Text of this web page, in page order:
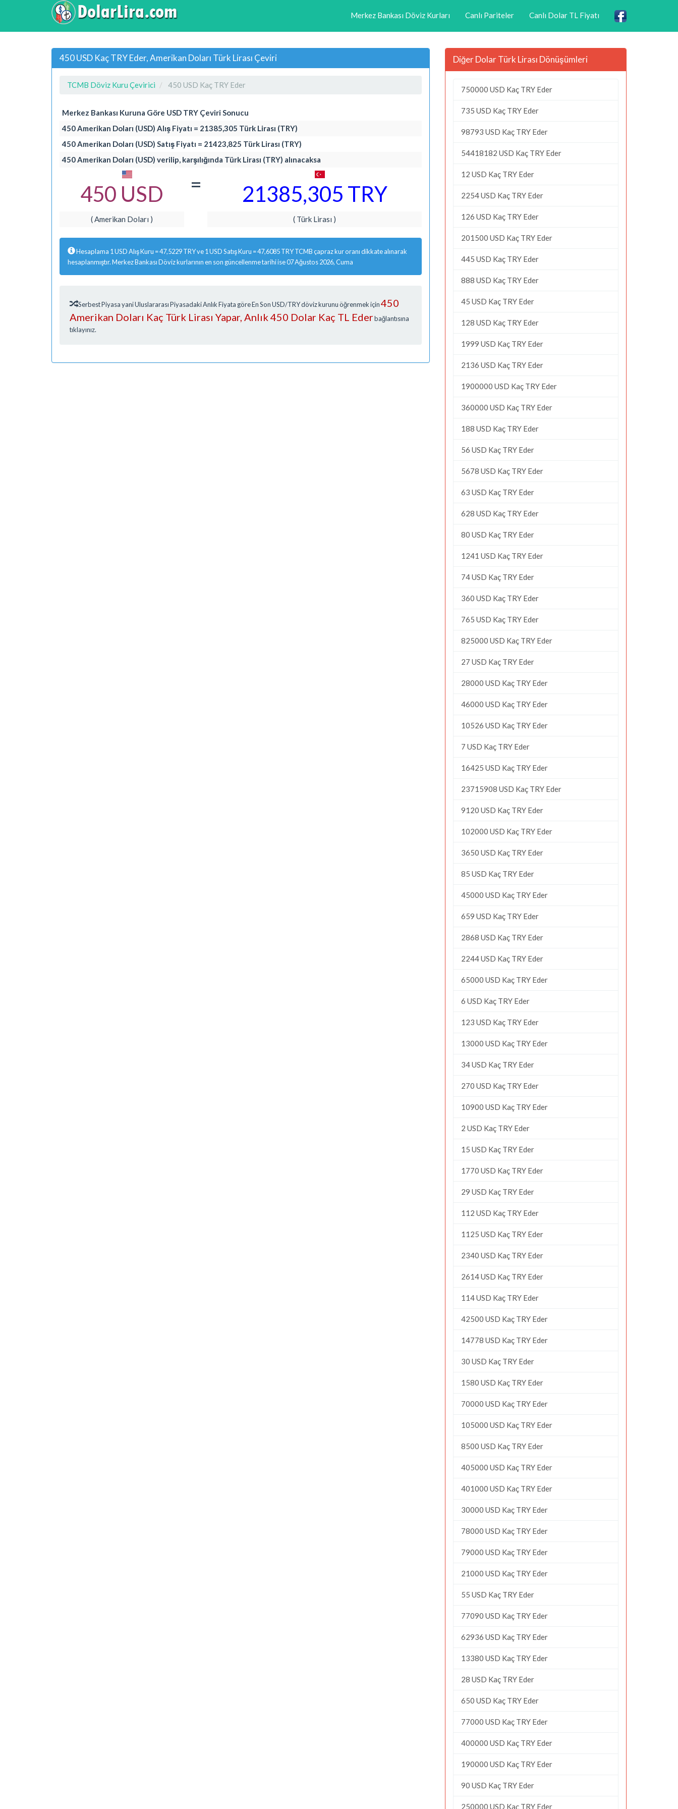
Merkez Bankası Döviz Kurları Canlı Pariteler Canlı Dolar TL Fiyatı
450 USD Kaç TRY Eder, Amerikan Doları Türk Lirası Çeviri
TCMB Döviz Kuru Çevirici 450 USD Kaç TRY Eder
Merkez Bankası Kuruna Göre USD TRY Çeviri Sonucu
450 Amerikan Doları (USD) Alış Fiyatı = 21385,305 Türk Lirası (TRY)
450 Amerikan Doları (USD) Satış Fiyatı = 21423,825 Türk Lirası (TRY)
450 Amerikan Doları (USD) verilip, karşılığında Türk Lirası (TRY) alınacaksa
450 USD = 21385,305 TRY
( Amerikan Doları ) ( Türk Lirası )
Hesaplama 1 USD Alış Kuru = 47,5229 TRY ve 1 USD Satış Kuru = 47,6085 TRY TCMB çapraz kur oranı dikkate alınarak
hesaplanmıştır. Merkez Bankası Döviz kurlarının en son güncellenme tarihi ise 07 Ağustos 2026, Cuma
Serbest Piyasa yani Uluslararası Piyasadaki Anlık Fiyata göre En Son USD/TRY döviz kurunu öğrenmek için450
Amerikan Doları Kaç Türk Lirası Yapar, Anlık 450 Dolar Kaç TL Ederbağlantısına
tıklayınız.
Diğer Dolar Türk Lirası Dönüşümleri
750000 USD Kaç TRY Eder
735 USD Kaç TRY Eder
98793 USD Kaç TRY Eder
54418182 USD Kaç TRY Eder
12 USD Kaç TRY Eder
2254 USD Kaç TRY Eder
126 USD Kaç TRY Eder
201500 USD Kaç TRY Eder
445 USD Kaç TRY Eder
888 USD Kaç TRY Eder
45 USD Kaç TRY Eder
128 USD Kaç TRY Eder
1999 USD Kaç TRY Eder
2136 USD Kaç TRY Eder
1900000 USD Kaç TRY Eder
360000 USD Kaç TRY Eder
188 USD Kaç TRY Eder
56 USD Kaç TRY Eder
5678 USD Kaç TRY Eder
63 USD Kaç TRY Eder
628 USD Kaç TRY Eder
80 USD Kaç TRY Eder
1241 USD Kaç TRY Eder
74 USD Kaç TRY Eder
360 USD Kaç TRY Eder
765 USD Kaç TRY Eder
825000 USD Kaç TRY Eder
27 USD Kaç TRY Eder
28000 USD Kaç TRY Eder
46000 USD Kaç TRY Eder
10526 USD Kaç TRY Eder
7 USD Kaç TRY Eder
16425 USD Kaç TRY Eder
23715908 USD Kaç TRY Eder
9120 USD Kaç TRY Eder
102000 USD Kaç TRY Eder
3650 USD Kaç TRY Eder
85 USD Kaç TRY Eder
45000 USD Kaç TRY Eder
659 USD Kaç TRY Eder
2868 USD Kaç TRY Eder
2244 USD Kaç TRY Eder
65000 USD Kaç TRY Eder
6 USD Kaç TRY Eder
123 USD Kaç TRY Eder
13000 USD Kaç TRY Eder
34 USD Kaç TRY Eder
270 USD Kaç TRY Eder
10900 USD Kaç TRY Eder
2 USD Kaç TRY Eder
15 USD Kaç TRY Eder
1770 USD Kaç TRY Eder
29 USD Kaç TRY Eder
112 USD Kaç TRY Eder
1125 USD Kaç TRY Eder
2340 USD Kaç TRY Eder
2614 USD Kaç TRY Eder
114 USD Kaç TRY Eder
42500 USD Kaç TRY Eder
14778 USD Kaç TRY Eder
30 USD Kaç TRY Eder
1580 USD Kaç TRY Eder
70000 USD Kaç TRY Eder
105000 USD Kaç TRY Eder
8500 USD Kaç TRY Eder
405000 USD Kaç TRY Eder
401000 USD Kaç TRY Eder
30000 USD Kaç TRY Eder
78000 USD Kaç TRY Eder
79000 USD Kaç TRY Eder
21000 USD Kaç TRY Eder
55 USD Kaç TRY Eder
77090 USD Kaç TRY Eder
62936 USD Kaç TRY Eder
13380 USD Kaç TRY Eder
28 USD Kaç TRY Eder
650 USD Kaç TRY Eder
77000 USD Kaç TRY Eder
400000 USD Kaç TRY Eder
190000 USD Kaç TRY Eder
90 USD Kaç TRY Eder
250000 USD Kaç TRY Eder